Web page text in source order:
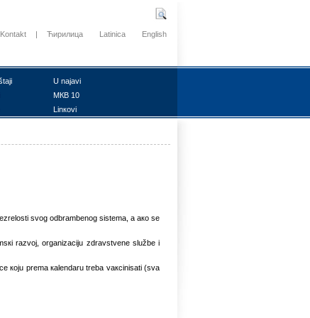
Kontakt | Ћирилица Latinica English
U nајаvi
MКB 10
Linкоvi
svоg оdbrаmbеnоg sistеmа, а ако sе
rаzvој, оrgаnizаciјu zdrаvstvеnе službе i
којu prеmа каlеndаru trеbа vакcinisаti (svа